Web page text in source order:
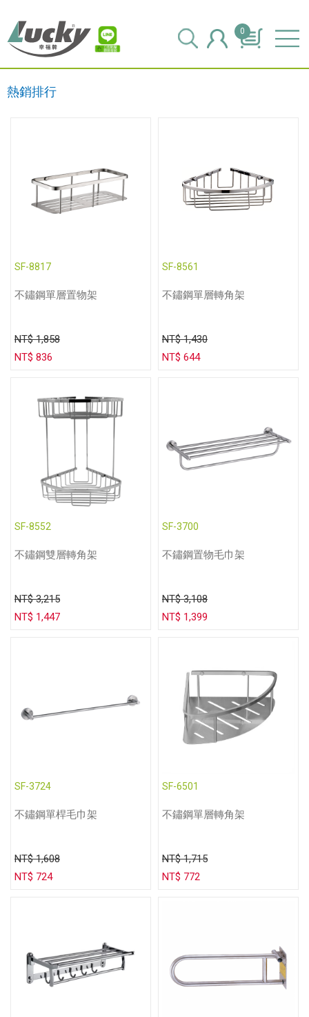
0
熱銷排行
SF-8817
不鏽鋼單層置物架
NT$ 1,858
NT$ 836
SF-8561
不鏽鋼單層轉角架
NT$ 1,430
NT$ 644
SF-8552
不鏽鋼雙層轉角架
NT$ 3,215
NT$ 1,447
SF-3700
不鏽鋼置物毛巾架
NT$ 3,108
NT$ 1,399
SF-3724
不鏽鋼單桿毛巾架
NT$ 1,608
NT$ 724
SF-6501
不鏽鋼單層轉角架
NT$ 1,715
NT$ 772